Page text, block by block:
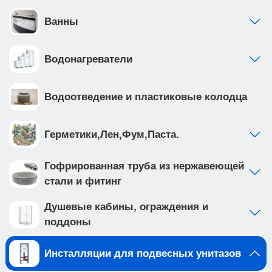
Создайте идеальную ванную комнату с
комплектом сантехники, который включает
и клавишу смыва ESTI-S белого глянцевого
унитаз с системой смыва TORNADO выполнен
из белого фарфора, и имеет такие особенности
эфективнее других смывов • чаша с
технологией антивсплеск минимизирует
возможность брызг и обеспечивает комфорт во
время использования • наноглазированное
обеспечивает непревзойденный уровень
гигиены, предотвращая размножение бактерий •
в комплекте тонкое, быстросъемное из
дюропласта soft close Клавиша смыва
изготовлена из ABS пластика, устойчива к
Ванны
Водонагреватели
Водоотведение и пластиковые колодца
Герметики,Лен,Фум,Паста.
Гофрированная труба из нержавеющей
стали и фитинг
Душевые кабины, ограждения и
поддоны
Инсталляции для подвесных унитазов